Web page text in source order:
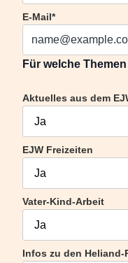
E-Mail*
Für welche
Aktuelles aus dem
EJW Freizeiten
Vater-Kind-Arbeit
Infos zu den Heliand-